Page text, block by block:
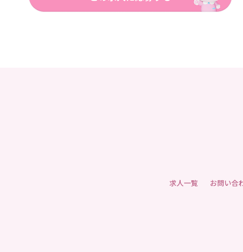
求人一覧 お問い合